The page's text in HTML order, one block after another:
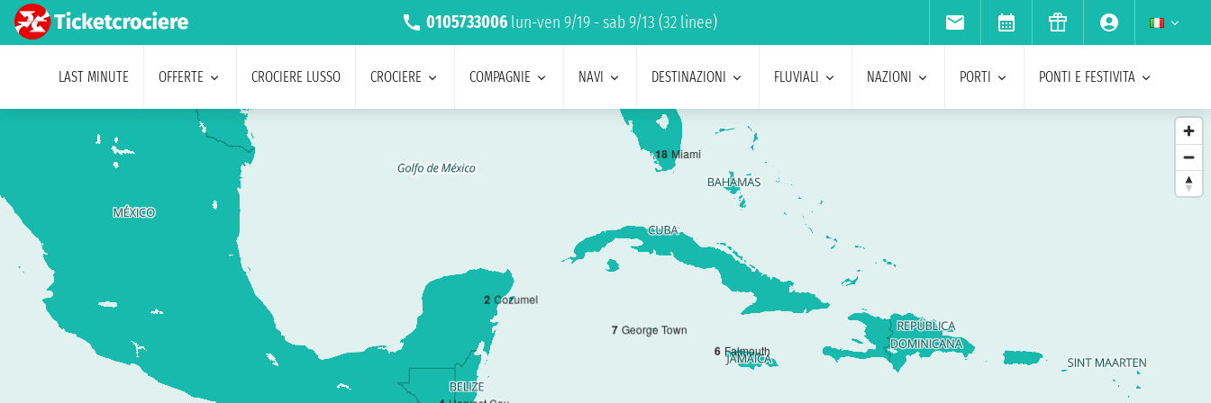
0105733006 lun-ven 9/19 - sab 9/13 (32 linee)
LAST MINUTE OFFERTE CROCIERE LUSSO CROCIERE COMPAGNIE NAVI DESTINAZIONI FLUVIALI NAZIONI PORTI PONTI E FESTIVITA
18 Miami
2 Cozumel
6 Falmouth
7 George Town